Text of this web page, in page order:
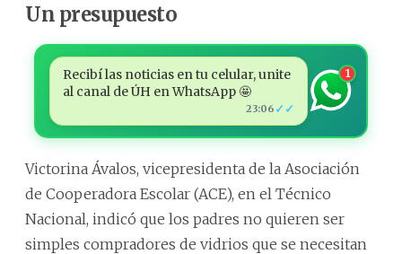
Un presupuesto
Recibí las noticias en tu celular, unite
al canal de ÚH en WhatsApp 🤩
23:06 ✓✓
1
Victorina Ávalos, vicepresidenta de la Asociación
de Cooperadora Escolar (ACE), en el Técnico
Nacional, indicó que los padres no quieren ser
simples compradores de vidrios que se necesitan